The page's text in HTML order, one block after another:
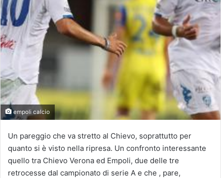
empoli calcio
Un pareggio che va stretto al Chievo, soprattutto per
quanto si è visto nella ripresa. Un confronto interessante
quello tra Chievo Verona ed Empoli, due delle tre
retrocesse dal campionato di serie A e che , pare,